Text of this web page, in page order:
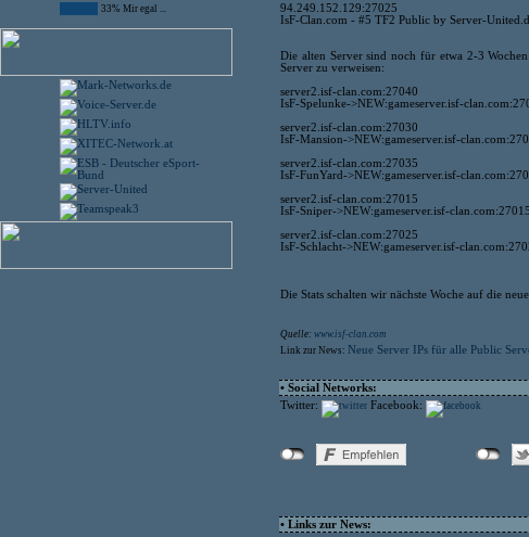
33% Mir egal ...
94.249.152.129:27025
IsF-Clan.com - #5 TF2 Public by Server-
Die alten Server sind noch für etwa 2-3
Server zu verweisen:
server2.isf-clan.com:27040
IsF-Spelunke->NEW:gameserver.isf-
server2.isf-clan.com:27030
IsF-Mansion->NEW:gameserver.isf-
server2.isf-clan.com:27035
IsF-FunYard->NEW:gameserver.isf-
server2.isf-clan.com:27015
IsF-Sniper->NEW:gameserver.isf-clan.com:27015
server2.isf-clan.com:27025
IsF-Schlacht->NEW:gameserver.isf-
Die Stats schalten wir nächste Woche auf die
Quelle: www.isf-clan.com
Link zur News: Neue Server IPs für alle Public
• Social Networks:
Twitter:
Facebook:
• Links zur News: